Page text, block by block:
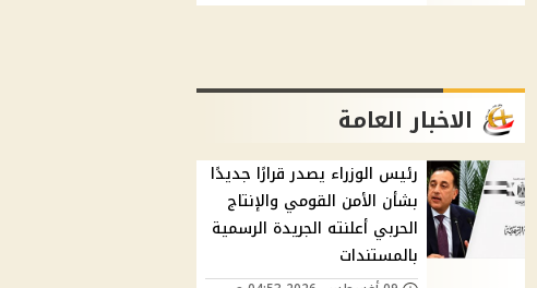
الاخبار العامة
رئيس الوزراء يصدر قرارًا جديدًا
بشأن الأمن القومي والإنتاج
الحربي أعلنته الجريدة الرسمية
بالمستندات